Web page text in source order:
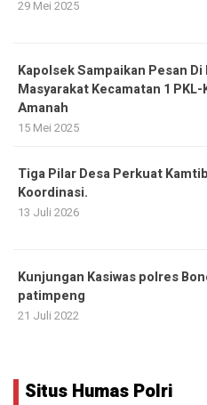
29 Mei 2025
Kapolsek Sampaikan Pesan Di
Masyarakat Kecamatan 1 PKL-
Amanah
15 Mei 2025
Tiga Pilar Desa Perkuat
Koordinasi.
13 Juli 2026
Kunjungan Kasiwas polres
patimpeng
21 Juli 2022
Situs Humas Polri